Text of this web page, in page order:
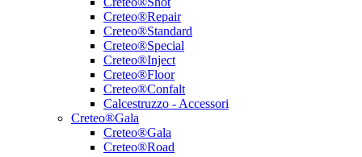
Creteo®Repair
Creteo®Standard
Creteo®Special
Creteo®Inject
Creteo®Floor
Creteo®Confalt
Calcestruzzo - Accessori
Creteo®Gala
Creteo®Gala
Creteo®Road